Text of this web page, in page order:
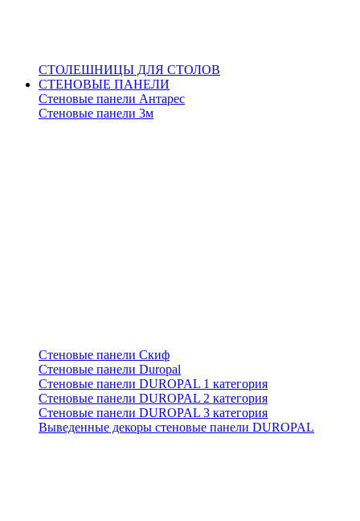
СТОЛЕШНИЦЫ ДЛЯ СТОЛОВ
СТЕНОВЫЕ ПАНЕЛИ
Стеновые панели Антарес
Стеновые панели 3м
Стеновые панели Скиф
Стеновые панели Duropal
Стеновые панели DUROPAL 1 категория
Стеновые панели DUROPAL 2 категория
Стеновые панели DUROPAL 3 категория
Выведенные декоры стеновые панели DUROPAL